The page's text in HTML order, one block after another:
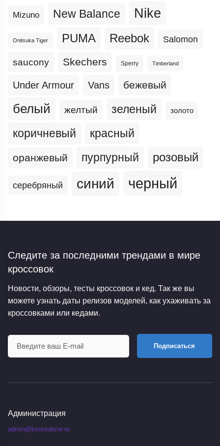
Mizuno New Balance Nike
Onitsuka Tiger PUMA Reebok Salomon
saucony Skechers Sperry Timberland
Under Armour Vans бежевый
белый желтый зеленый золото
коричневый красный
оранжевый пурпурный розовый
серебряный синий черный
Следите за последними трендами в мире
кроссовок
Новости, обзоры, тесты кроссовок и кед. Так же вы
можете узнать даты релизов моделей, как ухаживать за
кроссовками или кедами.
Подписаться
Администрация
admin@krossobzor.ru